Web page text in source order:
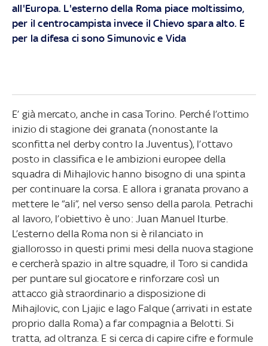
all'Europa. L'esterno della Roma piace moltissimo,
per il centrocampista invece il Chievo spara alto. E
per la difesa ci sono Simunovic e Vida
E’ già mercato, anche in casa Torino. Perché l’ottimo
inizio di stagione dei granata (nonostante la
sconfitta nel derby contro la Juventus), l’ottavo
posto in classifica e le ambizioni europee della
squadra di Mihajlovic hanno bisogno di una spinta
per continuare la corsa. E allora i granata provano a
mettere le “ali”, nel verso senso della parola. Petrachi
al lavoro, l’obiettivo è uno: Juan Manuel Iturbe.
L’esterno della Roma non si è rilanciato in
giallorosso in questi primi mesi della nuova stagione
e cercherà spazio in altre squadre, il Toro si candida
per puntare sul giocatore e rinforzare così un
attacco già straordinario a disposizione di
Mihajlovic, con Ljajic e Iago Falque (arrivati in estate
proprio dalla Roma) a far compagnia a Belotti. Si
tratta, ad oltranza. E si cerca di capire cifre e formule